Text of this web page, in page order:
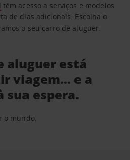
têm acesso a serviços e modelos
de dias adicionais. Escolha o
o seu carro de aluguer.
aluguer está
viagem… e a
sua espera.
o mundo.